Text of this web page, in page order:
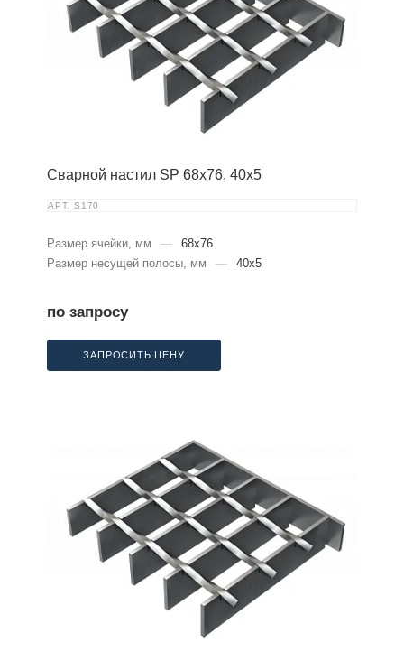
Сварной настил SP 68х76, 40х5
АРТ. S170
Размер ячейки, мм —
68x76
Размер несущей полосы, мм
— 40x5
по запросу
ЗАПРОСИТЬ ЦЕНУ